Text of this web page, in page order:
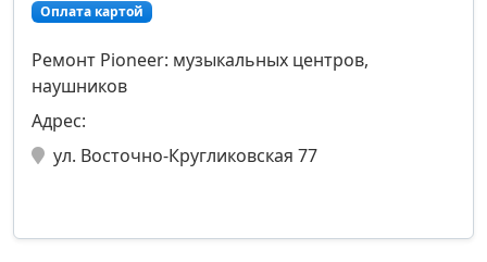
Оплата картой
Ремонт Pioneer: музыкальных центров,
наушников
Адрес:
ул. Восточно-Кругликовская 77